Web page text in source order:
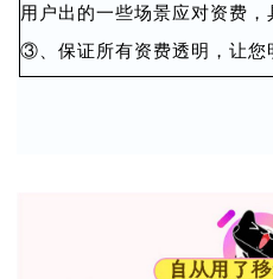
用户出的一些场景应对资费，
③、保证所有资费透明，让您